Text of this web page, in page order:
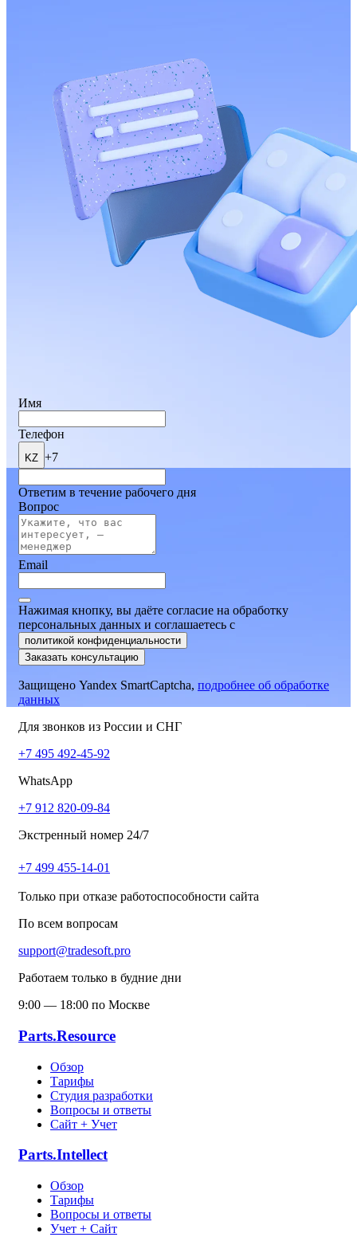
Имя
Телефон
KZ +7
Ответим в течение рабочего дня
Вопрос
Email
Нажимая кнопку, вы даёте согласие на обработку
персональных данных и соглашаетесь c
политикой конфиденциальности
Заказать консультацию
Защищено Yandex SmartCaptcha, подробнее об обработке
данных
Для звонков из России и СНГ
+7 495 492-45-92
WhatsApp
+7 912 820-09-84
Экстренный номер 24/7
+7 499 455-14-01
Только при отказе работоспособности сайта
По всем вопросам
support@tradesoft.pro
Работаем только в будние дни
9:00 — 18:00 по Москве
Parts.Resource
Обзор
Тарифы
Студия разработки
Вопросы и ответы
Сайт + Учет
Parts.Intellect
Обзор
Тарифы
Вопросы и ответы
Учет + Сайт